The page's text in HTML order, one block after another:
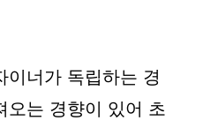
이너가 독립하는 경
오는 경향이 있어 초